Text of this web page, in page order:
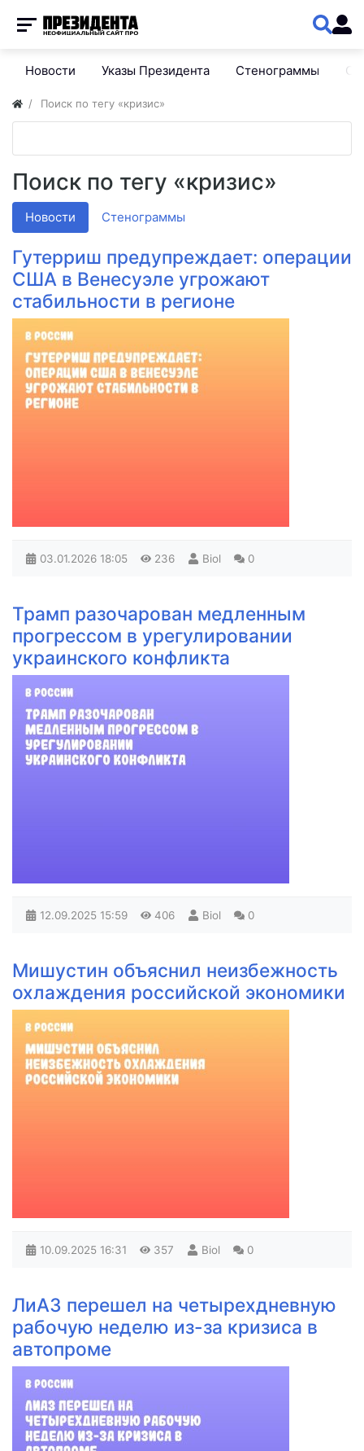
Новости Указы Президента Стенограммы
Поиск по тегу «кризис»
Поиск по тегу «кризис»
Новости Стенограммы
Гутерриш предупреждает: операции
США в Венесуэле угрожают
стабильности в регионе
03.01.2026 18:05 236 Biol 0
Трамп разочарован медленным
прогрессом в урегулировании
украинского конфликта
12.09.2025 15:59 406 Biol 0
Мишустин объяснил неизбежность
охлаждения российской экономики
10.09.2025 16:31 357 Biol 0
ЛиАЗ перешел на четырехдневную
рабочую неделю из-за кризиса в
автопроме